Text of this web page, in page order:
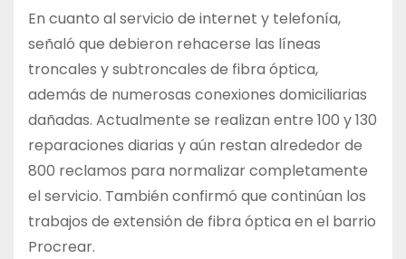
En cuanto al servicio de internet y telefonía,
señaló que debieron rehacerse las líneas
troncales y subtroncales de fibra óptica,
además de numerosas conexiones domiciliarias
dañadas. Actualmente se realizan entre 100 y 130
reparaciones diarias y aún restan alrededor de
800 reclamos para normalizar completamente
el servicio. También confirmó que continúan los
trabajos de extensión de fibra óptica en el barrio
Procrear.